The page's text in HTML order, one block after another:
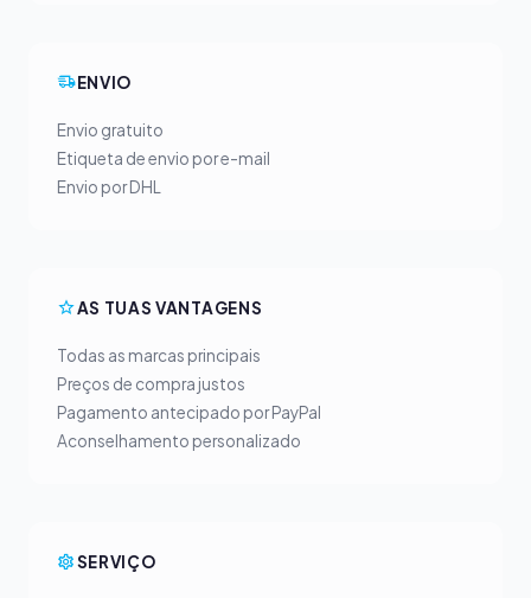
ENVIO
Envio gratuito
Etiqueta de envio por e-mail
Envio por DHL
AS TUAS VANTAGENS
Todas as marcas principais
Preços de compra justos
Pagamento antecipado por PayPal
Aconselhamento personalizado
SERVIÇO